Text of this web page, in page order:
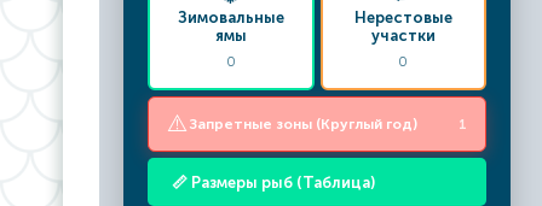
Зимовальные
ямы
0
Нерестовые
участки
0
⚠️ Запретные зоны (Круглый год) 1
📏 Размеры рыб (Таблица)